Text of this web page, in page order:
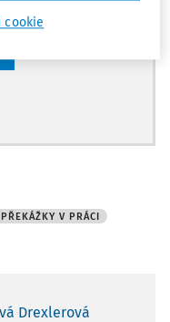
PŘEKÁŽKY V PRÁCI
Drexlerová
cookie